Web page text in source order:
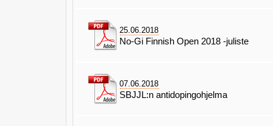
25.06.2018
No-Gi Finnish Open 2018 -juliste
07.06.2018
SBJJL:n antidopingohjelma